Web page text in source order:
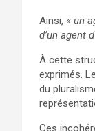
Ainsi, « un
d’un agent
À cette
exprimés.
du
Ces